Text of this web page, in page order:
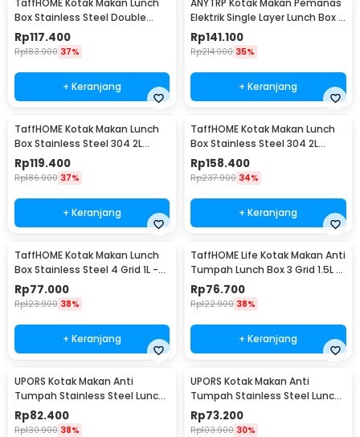
Box Stainless Steel Double
Layer 1.4L Grid 4 - J274
Rp117.400
Rp183.900 37%
+ Keranjang
Elektrik Single Layer Lunch Box 2
Bowl 1.2L - DFH-C01
Rp141.100
Rp214.900 35%
+ Keranjang
TaffHOME Kotak Makan Lunch
Box Stainless Steel 304 2L
Single Compartment - HS233
Rp119.400
Rp186.900 37%
+ Keranjang
TaffHOME Kotak Makan Lunch
Box Stainless Steel 304 2L
Triple Compartment - HS233
Rp158.400
Rp237.900 34%
+ Keranjang
TaffHOME Kotak Makan Lunch
Box Stainless Steel 4 Grid 1L -
LB0919
Rp77.000
Rp123.900 38%
+ Keranjang
TaffHOME Life Kotak Makan Anti
Tumpah Lunch Box 3 Grid 1.5L -
CPL050
Rp76.700
Rp122.900 38%
+ Keranjang
UPORS Kotak Makan Anti
Tumpah Stainless Steel Lunch
Box 4 Grid 1.5L - UP4
Rp82.400
Rp130.900 38%
UPORS Kotak Makan Anti
Tumpah Stainless Steel Lunch
Box 3 Grid 1.3L - UP3
Rp73.200
Rp103.900 30%